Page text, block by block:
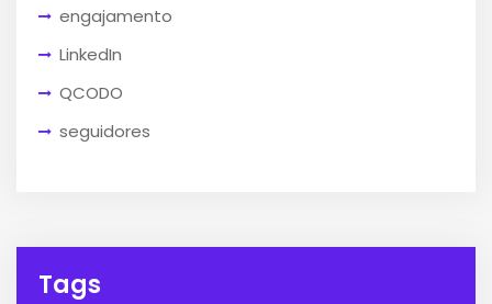
engajamento
LinkedIn
QCODO
seguidores
Tags